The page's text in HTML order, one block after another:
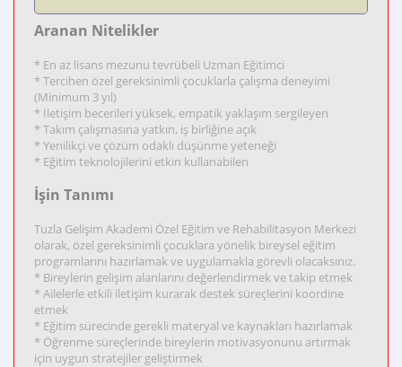
Aranan Nitelikler
* En az lisans mezunu tevrübeli Uzman Eğitimci
* Tercihen özel gereksinimli çocuklarla çalışma deneyimi
(Minimum 3 yıl)
* İletişim becerileri yüksek, empatik yaklaşım sergileyen
* Takım çalışmasına yatkın, iş birliğine açık
* Yenilikçi ve çözüm odaklı düşünme yeteneği
* Eğitim teknolojilerini etkin kullanabilen
İşin Tanımı
Tuzla Gelişim Akademi Özel Eğitim ve Rehabilitasyon Merkezi
olarak, özel gereksinimli çocuklara yönelik bireysel eğitim
programlarını hazırlamak ve uygulamakla görevli olacaksınız.
* Bireylerin gelişim alanlarını değerlendirmek ve takip etmek
* Ailelerle etkili iletişim kurarak destek süreçlerini koordine
etmek
* Eğitim sürecinde gerekli materyal ve kaynakları hazırlamak
* Öğrenme süreçlerinde bireylerin motivasyonunu artırmak
için uygun stratejiler geliştirmek